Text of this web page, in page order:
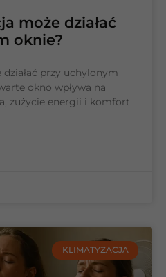
może działać
oknie?
przy uchylonym
okno wpływa na
zużycie energii i komfort
KLIMATYZACJA